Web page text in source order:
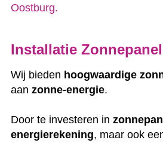
Oostburg.
Installatie
Wij bieden hoogwaardige
aanzonne-energie.
Door te investeren in
energierekening, maar ook